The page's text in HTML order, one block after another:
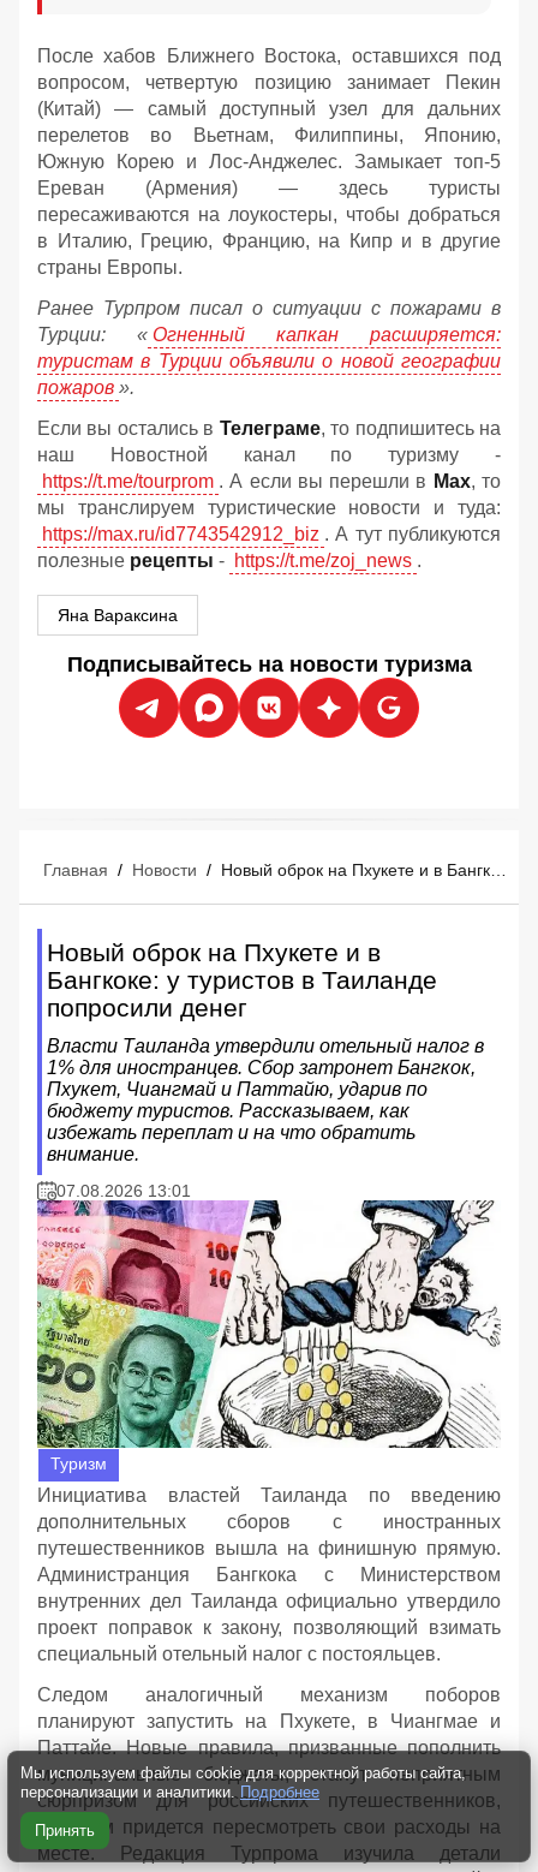
После хабов Ближнего Востока, оставшихся под
вопросом, четвертую позицию занимает Пекин
(Китай) — самый доступный узел для дальних
перелетов во Вьетнам, Филиппины, Японию,
Южную Корею и Лос-Анджелес. Замыкает топ-5
Ереван (Армения) — здесь туристы
пересаживаются на лоукостеры, чтобы добраться
в Италию, Грецию, Францию, на Кипр и в другие
страны Европы.
Ранее Турпром писал о ситуации с пожарами в
Турции: « Огненный капкан расширяется:
туристам в Турции объявили о новой географии
пожаров ».
Если вы остались в Телеграме, то подпишитесь на
наш Новостной канал по туризму -
https://t.me/tourprom . А если вы перешли в Мах, то
мы транслируем туристические новости и туда:
https://max.ru/id7743542912_biz . А тут публикуются
полезные рецепты - https://t.me/zoj_news .
Яна Вараксина
Подписывайтесь на новости туризма
Главная / Новости / Новый оброк на Пхукете и в Бангкоке: у туристов в Таиланде попросили денег
Новый оброк на Пхукете и в
Бангкоке: у туристов в Таиланде
попросили денег
Власти Таиланда утвердили отельный налог в
1% для иностранцев. Сбор затронет Бангкок,
Пхукет, Чиангмай и Паттайю, ударив по
бюджету туристов. Рассказываем, как
избежать переплат и на что обратить
внимание.
07.08.2026 13:01
Туризм
Инициатива властей Таиланда по введению
дополнительных сборов с иностранных
путешественников вышла на финишную прямую.
Администранция Бангкока с Министерством
внутренних дел Таиланда официально утвердило
проект поправок к закону, позволяющий взимать
специальный отельный налог с постояльцев.
Следом аналогичный механизм поборов
планируют запустить на Пхукете, в Чиангмае и
Паттайе. Новые правила, призванные пополнить
муниципальные бюджеты, станут неприятным
сюрпризом для российских путешественников,
которым придется пересмотреть свои расходы на
месте. Редакция Турпрома изучила детали
Мы используем файлы cookie для корректной работы сайта,
персонализации и аналитики. Подробнее
Принять